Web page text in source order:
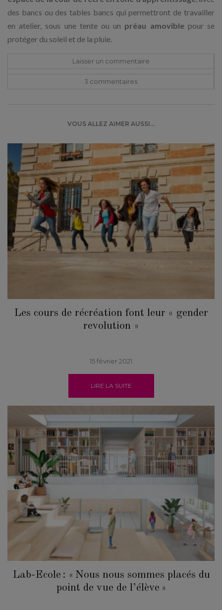
des bancs ou des tables bancs qui permettront de travailler
en atelier, sous une tente ou un préau amovible pour se
protéger du soleil et de la pluie.
Laisser un commentaire
3 commentaires
VOUS ALLEZ AIMER AUSSI...
Les cours de récréation font leur « gender
revolution »
15 février 2021
LIRE LA SUITE
Lab-Ecole : « Nous nous sommes placés du
point de vue de l’élève »